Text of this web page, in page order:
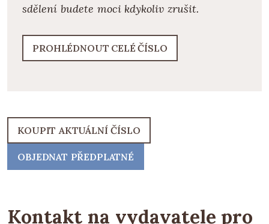
sdělení budete moci kdykoliv zrušit.
PROHLÉDNOUT CELÉ ČÍSLO
KOUPIT AKTUÁLNÍ ČÍSLO
OBJEDNAT PŘEDPLATNÉ
Kontakt na vydavatele pro